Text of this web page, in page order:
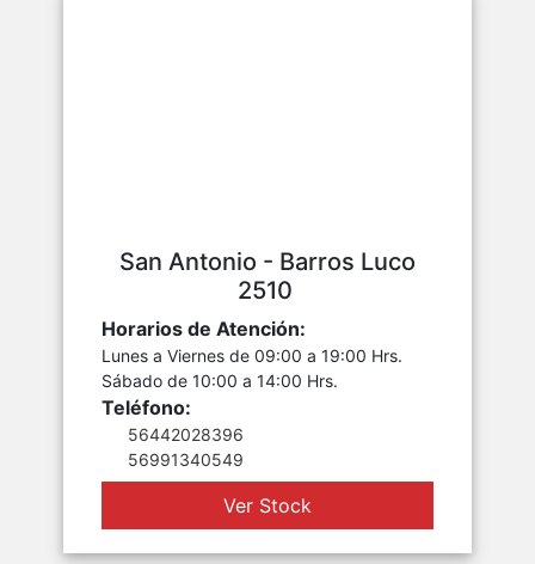
San Antonio - Barros Luco
2510
Horarios de Atención:
Lunes a Viernes de 09:00 a 19:00 Hrs.
Sábado de 10:00 a 14:00 Hrs.
Teléfono:
56442028396
56991340549
Ver Stock